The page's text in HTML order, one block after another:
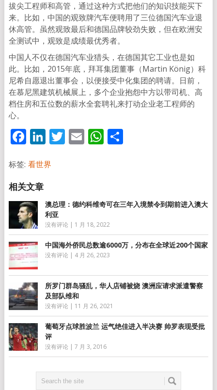
拔尖工程师和高管，通过这种方式把他们的知识技能买下
来。比如，中国的观致牌汽车便聘用了三位德国汽车业退
休高管。虽然观致最后和德国品牌较劲失败，但在欧洲安
全测试中，观致是成绩最优秀者。
中国人不仅在德国汽车业猎头，在德国其它工业也是如
此。比如，2015年底，拜耳集团董事（Martin König）科
尼希自愿退出董事会，以便接受中化集团的聘请。日前，
在慕尼黑建筑机械展上，多个企业抱怨中方以带司机、高
档住房和五位数的薪水全套聘礼来打动企业老工程师的
心。
Facebook
LinkedIn
Twitter
EmailWhatsApp
分
标签: 看世界
澳总理：德约科维奇可在三年入境禁令到期前进入澳大
利亚
没有评论 | 1 月 18, 2022
中国海外侨民总数逾6000万，分布在全球近200个国家
没有评论 | 4 月 26, 2023
所罗门群岛骚乱，华人店铺被烧 澳洲应请求派遣警察
及部队维和
没有评论 | 11 月 26, 2021
葡萄牙点球胜波兰 运气绝佳进入半决赛 帅罗表现受批
评
没有评论 | 7 月 3, 2016